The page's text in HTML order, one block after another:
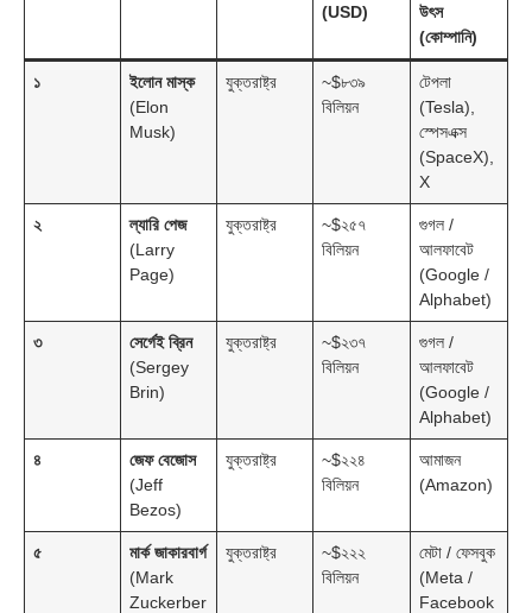
(USD)
উৎস
(কোম্পানি)
১
ইলোন মাস্ক
(Elon
Musk)
যুক্তরাষ্ট্র
~$৮৩৯
বিলিয়ন
টেপলা
(Tesla),
স্পেসএক্স
(SpaceX),
X
২
ল্যারি পেজ
(Larry
Page)
যুক্তরাষ্ট্র
~$২৫৭
বিলিয়ন
গুগল /
আলফাবেট
(Google /
Alphabet)
৩
সের্গেই ব্রিন
(Sergey
Brin)
যুক্তরাষ্ট্র
~$২৩৭
বিলিয়ন
গুগল /
আলফাবেট
(Google /
Alphabet)
৪
জেফ বেজোস
(Jeff
Bezos)
যুক্তরাষ্ট্র
~$২২৪
বিলিয়ন
আমাজন
(Amazon)
৫
মার্ক জাকারবার্গ
(Mark
Zuckerber
যুক্তরাষ্ট্র
~$২২২
বিলিয়ন
মেটা / ফেসবুক
(Meta /
Facebook